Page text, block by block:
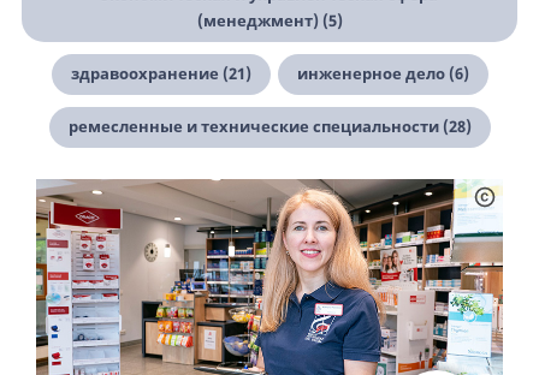
(менеджмент) (5)
здравоохранение (21) инженерное дело (6)
ремесленные и технические специальности (28)